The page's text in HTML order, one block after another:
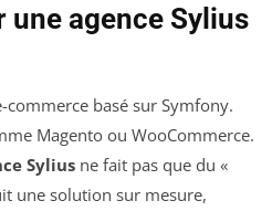
agence Sylius
commerce basé sur Symfony.
Magento ou WooCommerce.
Sylius ne fait pas que du «
une solution sur mesure,